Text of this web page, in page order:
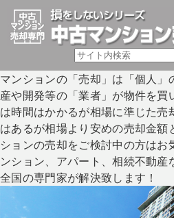
マンションの「売却」は「個人」
産や開発等の「業者」が物件を買
は時間はかかるが相場に準じた
はあるが相場より安めの売却金額
ションの売却をご検討中の方は
ンション、アパート、相続不動
全国の専門家が解決致します！